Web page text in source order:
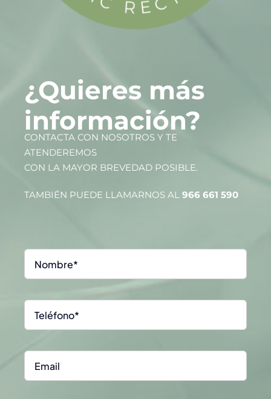
¿Quieres más
información?
CONTACTA CON NOSOTROS Y TE
ATENDEREMOS
CON LA MAYOR BREVEDAD POSIBLE.
TAMBIÉN PUEDE LLAMARNOS AL 966 661 590